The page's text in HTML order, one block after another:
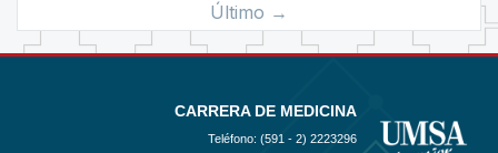
Último →
CARRERA DE MEDICINA
Teléfono: (591 - 2) 2223296